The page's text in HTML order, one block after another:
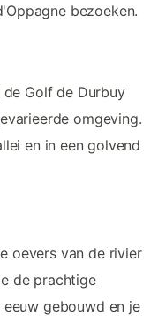
bezoeken.
Golf de Durbuy
omgeving.
en in een golvend
oevers van de rivier
de prachtige
gebouwd en je